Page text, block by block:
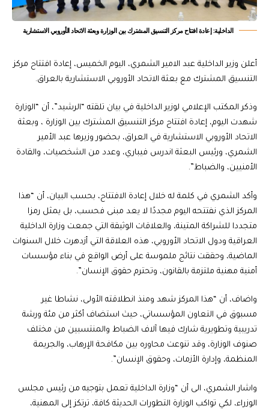
الداخلية: إعادة افتتاح مركز التنسيق المشترك بين الوزارة وبعثة الاتحاد الأوروبي الاستشارية
أعلن وزير الداخلية عبد الامير الشمري، اليوم الخميس، إعادة افتتاح مركز
التنسيق المشترك مع بعثة الاتحاد الأوروبي الاستشارية بالعراق.
وذكر المكتب الإعلامي لوزير الداخلية في بيان تلقته “الرشيد”، أن “الوزارة
شهدت اليوم، إعادة افتتاح مركز التنسيق المشترك بين الوزارة ، وبعثة
الاتحاد الأوروبي الاستشارية في العراق، بحضور وزيرها عبد الأمير
الشمري، ورئيس البعثة اندرس فيباري، وعدد من الشخصيات، والقادة
الأمنيين، والضباط”.
وأكد الشمري في كلمة له خلال إعادة الافتتاح، بحسب البيان، أن “هذا
المركز الذي نفتتحه اليوم مجددًا لا يعد مبنى فحسب، بل يمثل رمزا
متجددا للشراكة المتينة، والعلاقات الوثيقة التي جمعت وزارة الداخلية
العراقية ودول الاتحاد الأوروبي، هذه العلاقة التي أزدهرت خلال السنوات
الماضية، وحققت نتائج ملموسة على أرض الواقع في بناء مؤسسات
أمنية مهنية ملتزمة بالقانون، وتحترم حقوق الإنسان”.
واضاف، أن “هذا المركز شهد ومنذ انطلاقته الأولى، نشاطا غير
مسبوق في التعاون المؤسساتي، حيث استضاف أكثر من مئة ورشة
تدريبية وتطويرية شارك فيها آلاف الضباط والمنتسبين من مختلف
صنوف الوزارة، وقد تنوعت محاوره بين مكافحة الإرهاب، والجريمة
المنظمة، وإدارة الأزمات، وحقوق الإنسان”.
واشار الشمري، الى أن “وزارة الداخلية تعمل بتوجيه من رئيس مجلس
الوزراء، لكي تواكب الوزارة التطورات الحديثة كافة، ترتكز إلى المهنية،